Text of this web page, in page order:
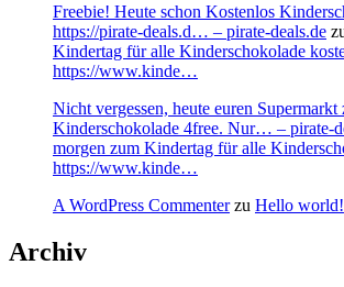
Freebie! Heute schon Kostenlos
https://pirate-deals.d… – pirate-deals.de
Kindertag für alle Kinderschokolade
https://www.kinde…
Nicht vergessen, heute euren Supermarkt
Kinderschokolade 4free. Nur… – pirate-
morgen zum Kindertag für alle
https://www.kinde…
A WordPress Commenterzu Hello world!
Archiv